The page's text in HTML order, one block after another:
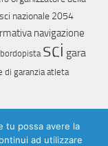
nazionale 2054
navigazione
bordopista sci gara
di garanzia atleta
tu possa avere la
ad utilizzare